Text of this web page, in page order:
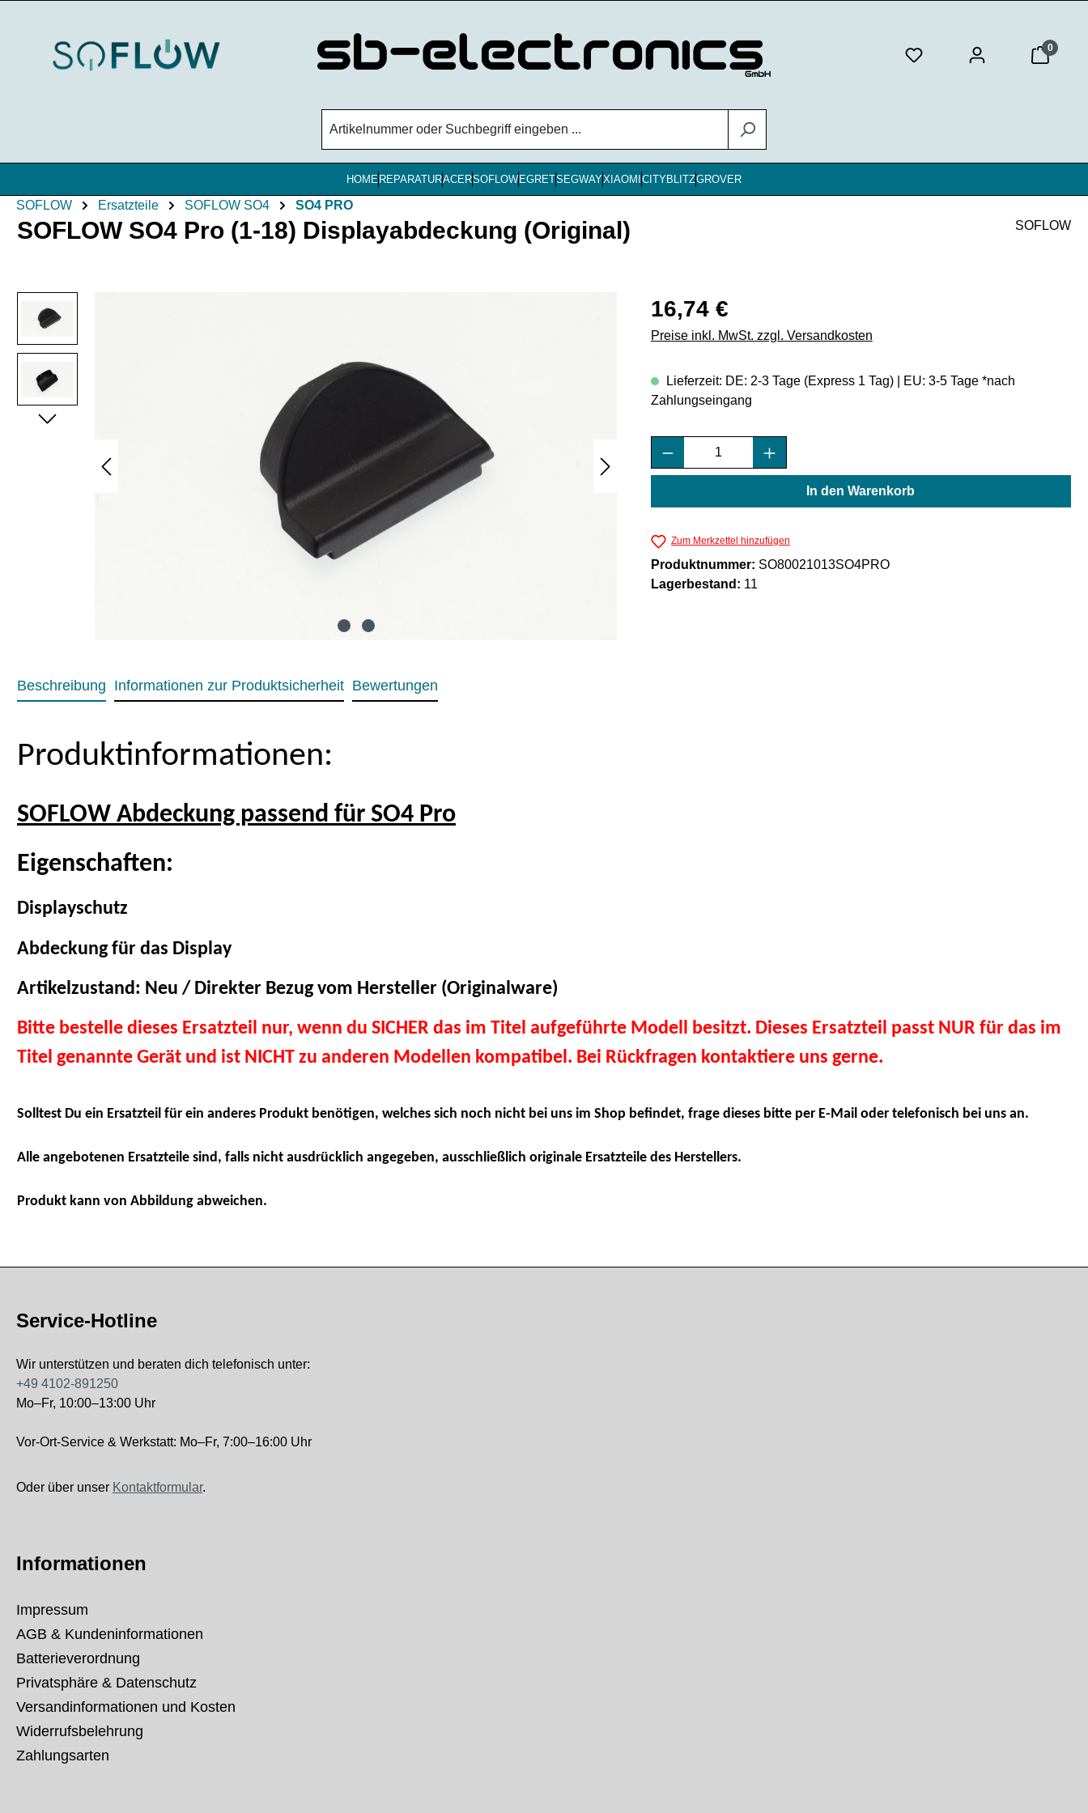
0
HOME REPARATURACERSOFLOW EGRETSEGWAYXIAOMI CITYBLITZGROVER
SOFLOW Ersatzteile SOFLOW SO4 SO4 PRO
SOFLOW SO4 Pro (1-18) Displayabdeckung (Original) SOFLOW
Regulärer Preis:
16,74 €
Preise inkl. MwSt. zzgl. Versandkosten
Lieferzeit: DE: 2-3 Tage (Express 1 Tag) | EU: 3-5 Tage *nach
Zahlungseingang
Produkt Anzahl: Gib den gewünschten Wert ein
In den Warenkorb
Zum Merkzettel hinzufügen
Produktnummer: SO80021013SO4PRO
Lagerbestand: 11
Beschreibung Informationen zur Produktsicherheit Bewertungen
Produktinformationen:
SOFLOW Abdeckung passend für SO4 Pro
Eigenschaften:
Displayschutz
Abdeckung für das Display
Artikelzustand: Neu / Direkter Bezug vom Hersteller (Originalware)
Bitte bestelle dieses Ersatzteil nur, wenn du SICHER das im Titel aufgeführte Modell besitzt. Dieses Ersatzteil passt NUR für das im
Titel genannte Gerät und ist NICHT zu anderen Modellen kompatibel. Bei Rückfragen kontaktiere uns gerne.
Solltest Du ein Ersatzteil für ein anderes Produkt benötigen, welches sich noch nicht bei uns im Shop befindet, frage dieses bitte per E-Mail oder telefonisch bei uns an.
Alle angebotenen Ersatzteile sind, falls nicht ausdrücklich angegeben, ausschließlich originale Ersatzteile des Herstellers.
Produkt kann von Abbildung abweichen.
Service-Hotline
Wir unterstützen und beraten dich telefonisch unter:
+49 4102-891250
Mo–Fr, 10:00–13:00 Uhr
Vor-Ort-Service & Werkstatt: Mo–Fr, 7:00–16:00 Uhr
Oder über unser Kontaktformular.
Informationen
Impressum
AGB & Kundeninformationen
Batterieverordnung
Privatsphäre & Datenschutz
Versandinformationen und Kosten
Widerrufsbelehrung
Zahlungsarten